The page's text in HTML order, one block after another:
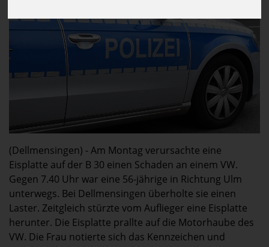
(Dellmensingen) - Am Montag verursachte eine
Eisplatte auf der B 30 einen Schaden an einem VW.
Gegen 7.40 Uhr war eine 56-jährige in Richtung Ulm
unterwegs. Bei Dellmensingen überholte sie einen
Laster. Zeitgleich stürzte vom Auflieger eine Eisplatte
herunter. Die Eisplatte prallte auf die Motorhaube des
VW. Die Frau notierte sich das Kennzeichen und